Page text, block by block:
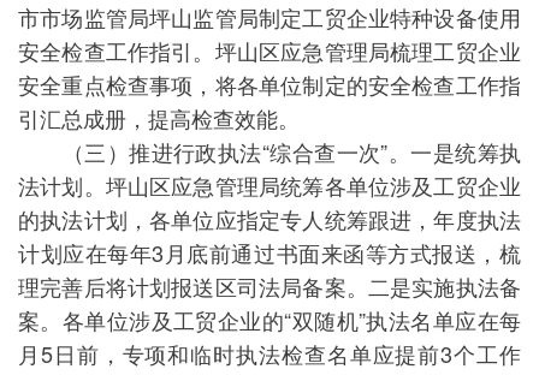
市市场监管局坪山监管局制定工贸企业特种设备使用
安全检查工作指引。坪山区应急管理局梳理工贸企业
安全重点检查事项，将各单位制定的安全检查工作指
引汇总成册，提高检查效能。
（三）推进行政执法“综合查一次”。一是统筹执
法计划。坪山区应急管理局统筹各单位涉及工贸企业
的执法计划，各单位应指定专人统筹跟进，年度执法
计划应在每年3月底前通过书面来函等方式报送，梳
理完善后将计划报送区司法局备案。二是实施执法备
案。各单位涉及工贸企业的“双随机”执法名单应在每
月5日前，专项和临时执法检查名单应提前3个工作